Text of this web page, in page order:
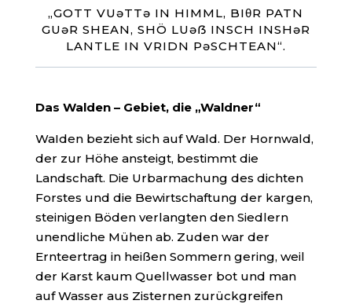
„GOTT VUəTTə IN HIMML, BIθR PATN
GUəR SHEAN, SHÖ LUəẞ INSCH INSHəR
LANTLE IN VRIDN PəSCHTEAN“.
Das Walden – Gebiet, die „Waldner“
WaIden bezieht sich auf Wald. Der Hornwald,
der zur Höhe ansteigt, bestimmt die
Landschaft. Die Urbarmachung des dichten
Forstes und die Bewirtschaftung der kargen,
steinigen Böden verlangten den Siedlern
unendliche Mühen ab. Zuden war der
Ernteertrag in heißen Sommern gering, weil
der Karst kaum Quellwasser bot und man
auf Wasser aus Zisternen zurückgreifen